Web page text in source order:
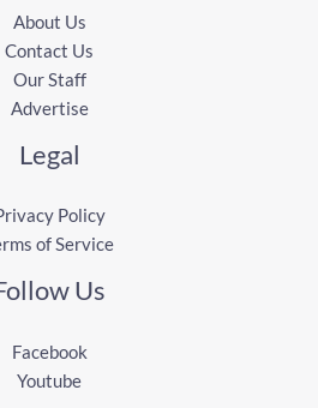
About Us
Contact Us
Our Staff
Advertise
Legal
Policy
of Service
Us
Facebook
Youtube